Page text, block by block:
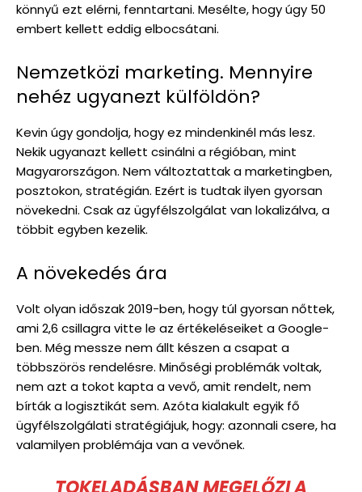
könnyű ezt elérni, fenntartani. Mesélte, hogy úgy 50
embert kellett eddig elbocsátani.
Nemzetközi marketing. Mennyire
nehéz ugyanezt külföldön?
Kevin úgy gondolja, hogy ez mindenkinél más lesz.
Nekik ugyanazt kellett csinálni a régióban, mint
Magyarországon. Nem változtattak a marketingben,
posztokon, stratégián. Ezért is tudtak ilyen gyorsan
növekedni. Csak az ügyfélszolgálat van lokalizálva, a
többit egyben kezelik.
A növekedés ára
Volt olyan időszak 2019-ben, hogy túl gyorsan nőttek,
ami 2,6 csillagra vitte le az értékeléseiket a Google-
ben. Még messze nem állt készen a csapat a
többszörös rendelésre. Minőségi problémák voltak,
nem azt a tokot kapta a vevő, amit rendelt, nem
bírták a logisztikát sem. Azóta kialakult egyik fő
ügyfélszolgálati stratégiájuk, hogy: azonnali csere, ha
valamilyen problémája van a vevőnek.